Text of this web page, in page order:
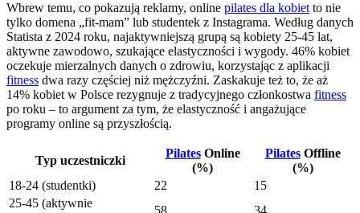
Wbrew temu, co pokazują reklamy, online pilates dla kobiet to nie
tylko domena „fit-mam” lub studentek z Instagrama. Według danych
Statista z 2024 roku, najaktywniejszą grupą są kobiety 25-45 lat,
aktywne zawodowo, szukające elastyczności i wygody. 46% kobiet
oczekuje mierzalnych danych o zdrowiu, korzystając z aplikacji
fitness dwa razy częściej niż mężczyźni. Zaskakuje też to, że aż
14% kobiet w Polsce rezygnuje z tradycyjnego członkostwa fitness
po roku – to argument za tym, że elastyczność i angażujące
programy online są przyszłością.
Typ uczestniczki
PilatesOnline
(%)
PilatesOffline
(%)
18-24 (studentki)
22
15
25-45 (aktywnie